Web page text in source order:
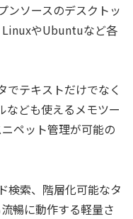
ンソースのデスクトッ
LinuxやUbuntuなど各
でテキストだけでなく
なども使えるメモツー
ペット管理が可能の
検索、階層化可能なタ
暢に動作する軽量さ